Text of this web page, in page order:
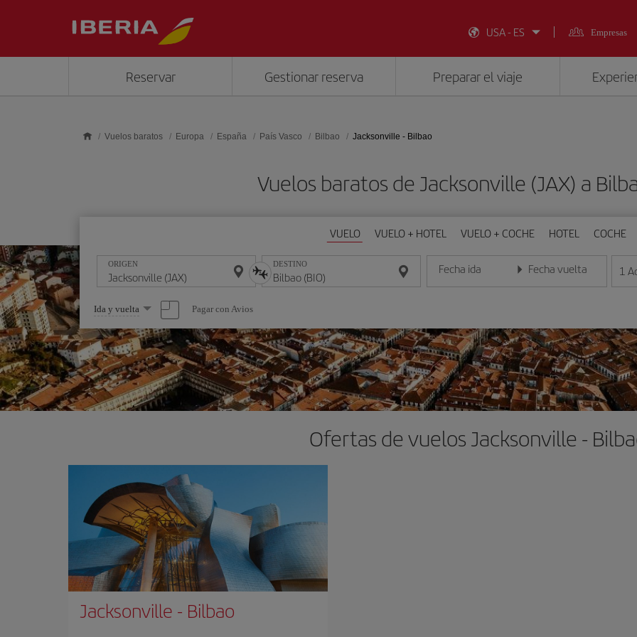
USA - ES
Empresas
Reservar Gestionar reserva Preparar el viaje
Vuelos baratos Europa España País Vasco Bilbao Jacksonville - Bilbao
Vuelos baratos de Jacksonville (JAX) a
VUELO VUELO + HOTEL VUELO + COCHE HOTEL COCHE
ORIGEN DESTINO Fecha ida
Introduce la fecha en formato día/mes/año
Fecha vuelta
Introduce la fecha en 1
Seleccione
una
opción
Ida y vuelta Pagar con Avios
Ofertas de vuelos Jacksonville -
Jacksonville - Bilbao